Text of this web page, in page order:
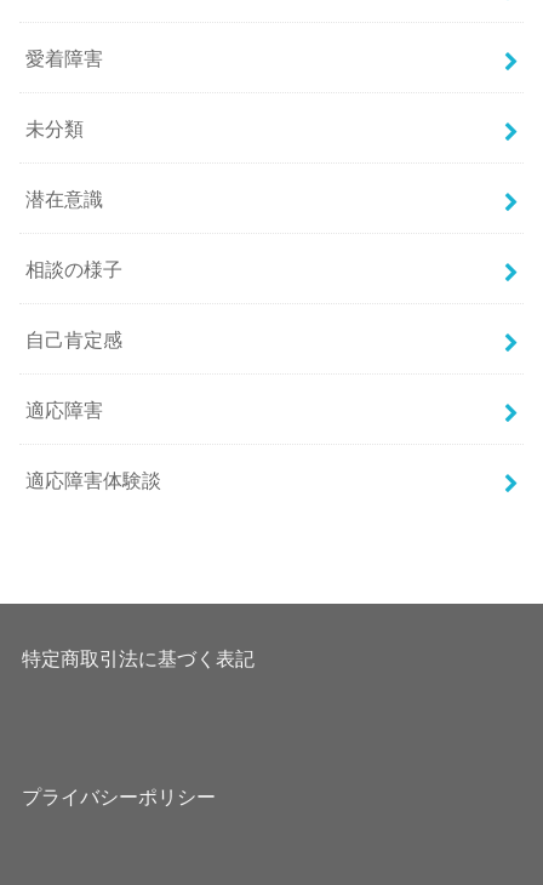
愛着障害
未分類
潜在意識
相談の様子
自己肯定感
適応障害
適応障害体験談
特定商取引法に基づく表記
プライバシーポリシー